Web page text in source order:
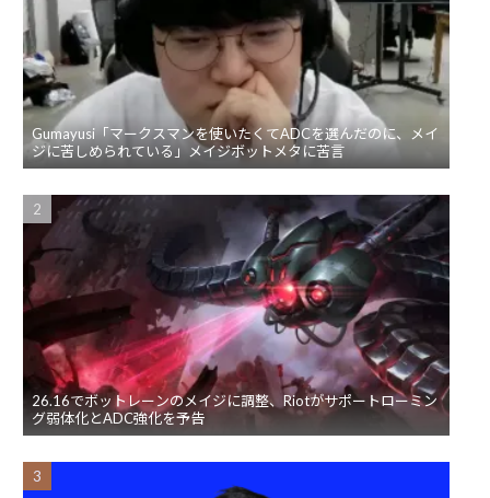
Gumayusi「マークスマンを使いたくてADCを選んだのに、メイ
ジに苦しめられている」メイジボットメタに苦言
26.16でボットレーンのメイジに調整、Riotがサポートローミン
グ弱体化とADC強化を予告